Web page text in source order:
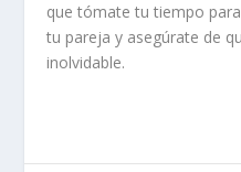
que tómate tu tiempo
tu pareja y asegúrate de
inolvidable.